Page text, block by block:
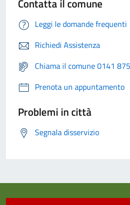
Contatta il comune
Leggi le domande frequenti
Richiedi Assistenza
Chiama il comune 0141
Prenota un appuntamento
Problemi in città
Segnala disservizio